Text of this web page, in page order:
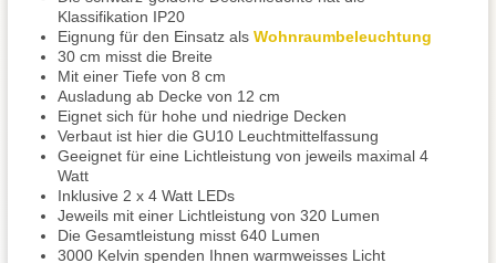
Klassifikation IP20
Eignung für den Einsatz als Wohnraumbeleuchtung
30 cm misst die Breite
Mit einer Tiefe von 8 cm
Ausladung ab Decke von 12 cm
Eignet sich für hohe und niedrige Decken
Verbaut ist hier die GU10 Leuchtmittelfassung
Geeignet für eine Lichtleistung von jeweils maximal 4
Watt
Inklusive 2 x 4 Watt LEDs
Jeweils mit einer Lichtleistung von 320 Lumen
Die Gesamtleistung misst 640 Lumen
3000 Kelvin spenden Ihnen warmweisses Licht